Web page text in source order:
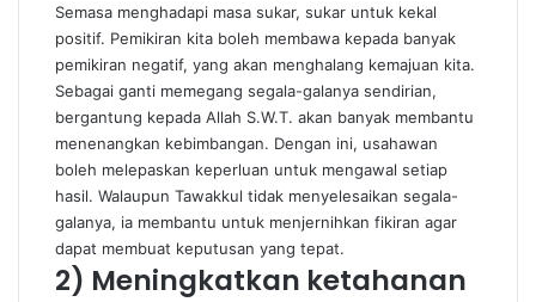
Semasa menghadapi masa sukar, sukar untuk kekal
positif. Pemikiran kita boleh membawa kepada banyak
pemikiran negatif, yang akan menghalang kemajuan kita.
Sebagai ganti memegang segala-galanya sendirian,
bergantung kepada Allah S.W.T. akan banyak membantu
menenangkan kebimbangan. Dengan ini, usahawan
boleh melepaskan keperluan untuk mengawal setiap
hasil. Walaupun Tawakkul tidak menyelesaikan segala-
galanya, ia membantu untuk menjernihkan fikiran agar
dapat membuat keputusan yang tepat.
2) Meningkatkan ketahanan